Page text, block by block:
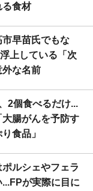
る食材
早苗氏でもな
上している「次
外な名前
2個食べるだけ...
腸がんを予防す
食品」
ポルシェやフェラ
が実際に目に